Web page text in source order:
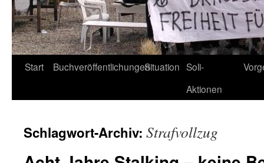
Start BuchveröffentlichungenSituation Soli-
Aktionen
Schlagwort-Archiv: Strafvollzug